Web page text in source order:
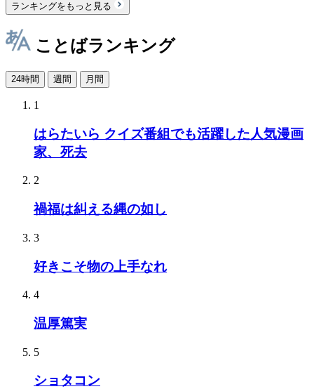
ランキングをもっと見る
ことばランキング
24時間 週間 月間
1
はらたいら クイズ番組でも活躍した人気漫画
家、死去
2
禍福は糾える縄の如し
3
好きこそ物の上手なれ
4
温厚篤実
5
ショタコン